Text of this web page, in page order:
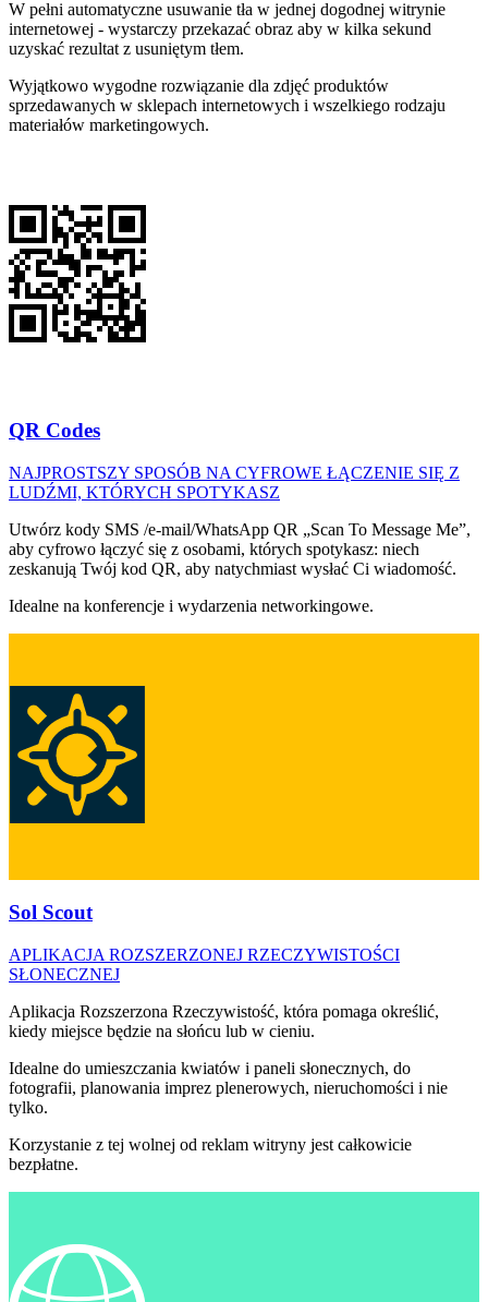
W pełni automatyczne usuwanie tła w jednej dogodnej witrynie
internetowej - wystarczy przekazać obraz aby w kilka sekund
uzyskać rezultat z usuniętym tłem.
Wyjątkowo wygodne rozwiązanie dla zdjęć produktów
sprzedawanych w sklepach internetowych i wszelkiego rodzaju
materiałów marketingowych.
QR Codes
NAJPROSTSZY SPOSÓB NA CYFROWE ŁĄCZENIE SIĘ Z
LUDŹMI, KTÓRYCH SPOTYKASZ
Utwórz kody SMS /e-mail/WhatsApp QR „Scan To Message Me”,
aby cyfrowo łączyć się z osobami, których spotykasz: niech
zeskanują Twój kod QR, aby natychmiast wysłać Ci wiadomość.
Idealne na konferencje i wydarzenia networkingowe.
Sol Scout
APLIKACJA ROZSZERZONEJ RZECZYWISTOŚCI
SŁONECZNEJ
Aplikacja Rozszerzona Rzeczywistość, która pomaga określić,
kiedy miejsce będzie na słońcu lub w cieniu.
Idealne do umieszczania kwiatów i paneli słonecznych, do
fotografii, planowania imprez plenerowych, nieruchomości i nie
tylko.
Korzystanie z tej wolnej od reklam witryny jest całkowicie
bezpłatne.